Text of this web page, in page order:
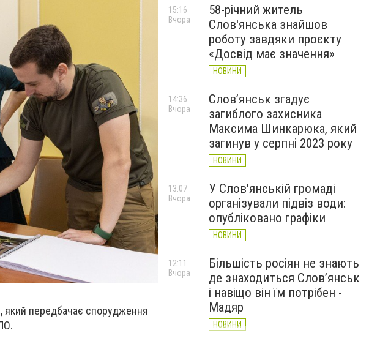
який передбачає спорудження
58-річний житель
Слов'янська знайшов
роботу завдяки проєкту
«Досвід має значення»
НОВИНИ
15:16
Вчора
Слов’янськ згадує
загиблого захисника
Максима Шинкарюка, який
загинув у серпні 2023 року
НОВИНИ
14:36
Вчора
У Слов'янській громаді
організували підвіз води:
опубліковано графіки
НОВИНИ
13:07
Вчора
Більшість росіян не знають
де знаходиться Слов’янськ
і навіщо він їм потрібен -
Мадяр
НОВИНИ
12:11
Вчора